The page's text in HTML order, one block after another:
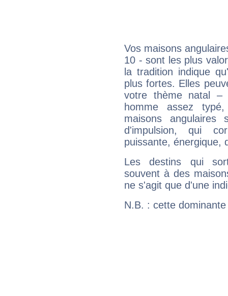
Vos maisons
10 - sont les plus
la tradition indique
plus fortes. Elles
votre thème natal –
homme assez
maisons
d'impulsion, qui
puissante, énergique,
Les destins qui
souvent à des
ne s'agit que d'une
N.B. : cette